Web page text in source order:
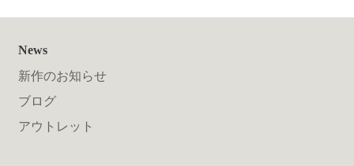
News
新作のお知らせ
ブログ
アウトレット